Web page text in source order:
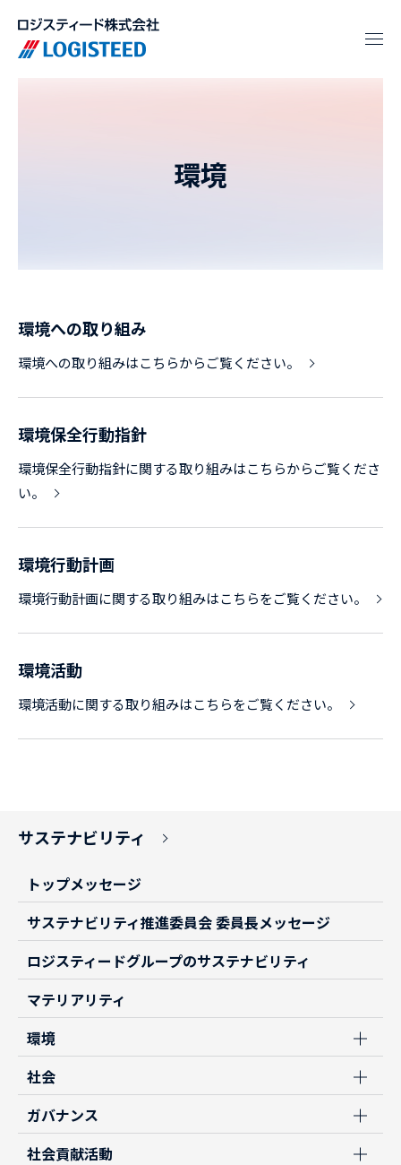
環境
環境への取り組み
環境への取り組みはこちらからご覧ください。
環境保全行動指針
環境保全行動指針に関する取り組みはこちらからご覧くださ
い。
環境行動計画
環境行動計画に関する取り組みはこちらをご覧ください。
環境活動
環境活動に関する取り組みはこちらをご覧ください。
サステナビリティ
トップメッセージ
サステナビリティ推進委員会 委員長メッセージ
ロジスティードグループのサステナビリティ
マテリアリティ
環境
社会
ガバナンス
社会貢献活動